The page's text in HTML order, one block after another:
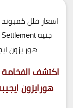
هورايزون
اكتشف